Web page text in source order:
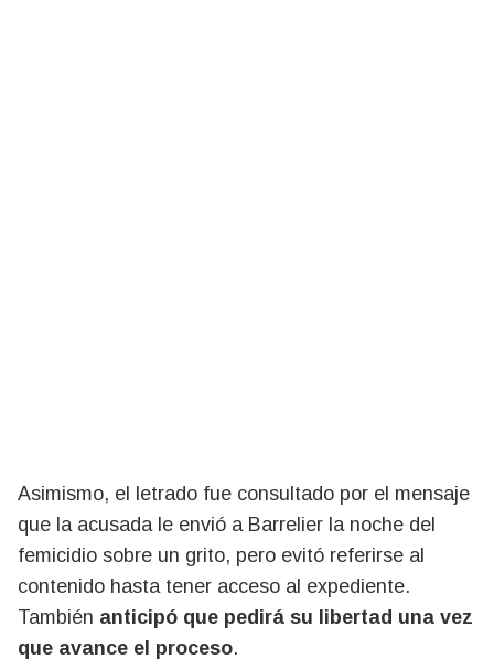
Asimismo, el letrado fue consultado por el mensaje
que la acusada le envió a Barrelier la noche del
femicidio sobre un grito, pero evitó referirse al
contenido hasta tener acceso al expediente.
También anticipó que pedirá su libertad una vez
que avance el proceso.